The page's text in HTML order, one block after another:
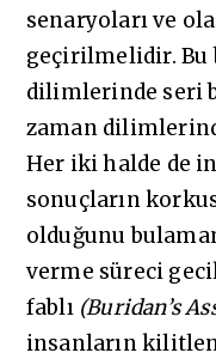
senaryoları ve
geçirilmelidir. Bu
dilimlerinde seri
zaman
Her iki halde de
sonuçların
olduğunu
verme süreci
fablı (Buridan’s
insanların